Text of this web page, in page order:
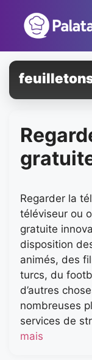
conteúdo
Regarder la
téléviseur ou
gratuite
disposition
animés, des
turcs, du
d’autres
nombreuses
services de
mais